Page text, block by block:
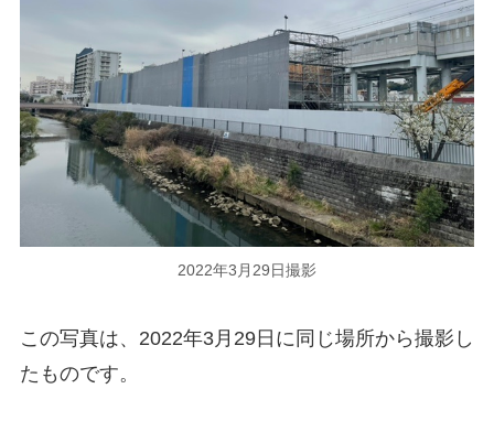
2022年3月29日撮影
この写真は、2022年3月29日に同じ場所から撮影し
たものです。